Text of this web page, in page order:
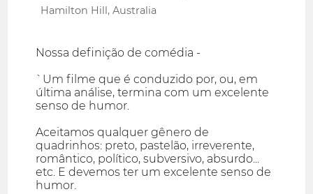
Hamilton Hill, Australia
Nossa definição de comédia -
`Um filme que é conduzido por, ou, em
última análise, termina com um excelente
senso de humor.
Aceitamos qualquer gênero de
quadrinhos: preto, pastelão, irreverente,
romântico, político, subversivo, absurdo...
etc. E devemos ter um excelente senso de
humor.